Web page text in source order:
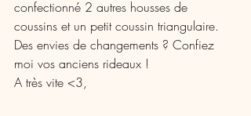
confectionné 2 autres housses de
coussins et un petit coussin triangulaire.
Des envies de changements ? Confiez
moi vos anciens rideaux !
A très vite <3,